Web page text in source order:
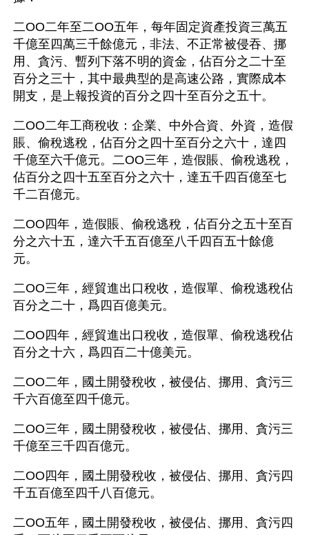
二OO二年至二OO五年，每年固定資產投資三萬五
千億至四萬三千餘億元，非法、不正常被侵吞、挪
用、貪污、暫列下落不明的資金，佔百分之二十至
百分之三十，其中最典型的是高速公路，實際成本
開支，是上報投資的百分之四十至百分之五十。
二OO二年工商稅收：企業、中外合資、外資，造假
賬、偷稅逃稅，佔百分之四十至百分之六十，達四
千億至六千億元。二OO三年，造假賬、偷稅逃稅，
佔百分之四十五至百分之六十，達五千四百億至七
千二百億元。
二OO四年，造假賬、偷稅逃稅，佔百分之五十至百
分之六十五，達六千五百億至八千四百五十餘億
元。
二OO三年，經貿進出口稅收，造假單、偷稅逃稅佔
百分之二十，爲四百億美元。
二OO四年，經貿進出口稅收，造假單、偷稅逃稅佔
百分之十六，爲四百二十億美元。
二OO二年，國土開發稅收，被侵佔、挪用、貪污三
千六百億至四千億元。
二OO三年，國土開發稅收，被侵佔、挪用、貪污三
千億至三千四百億元。
二OO四年，國土開發稅收，被侵佔、挪用、貪污四
千五百億至四千八百億元。
二OO五年，國土開發稅收，被侵佔、挪用、貪污四